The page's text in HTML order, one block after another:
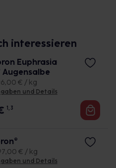
interessieren
Euphrasia
Augensalbe
€ / kg
und Details
1, 3
€ / kg
und Details